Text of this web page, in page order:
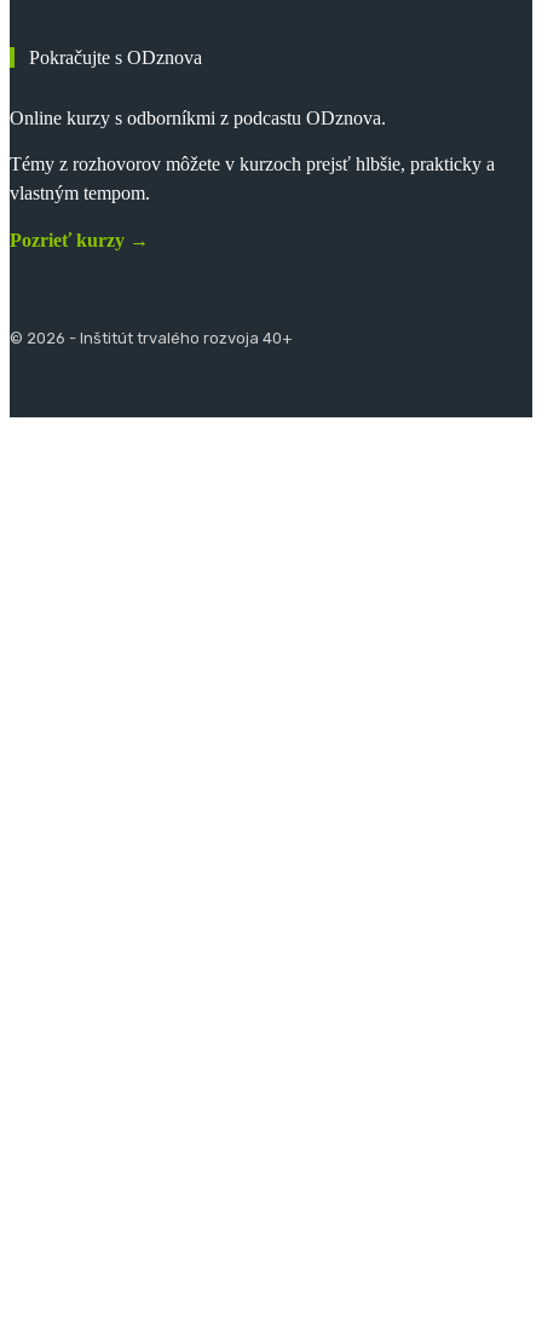
Pokračujte s ODznova
Online kurzy s odborníkmi z podcastu ODznova.
Témy z rozhovorov môžete v kurzoch prejsť hlbšie, prakticky a
vlastným tempom.
Pozrieť kurzy →
© 2026 - Inštitút trvalého rozvoja 40+